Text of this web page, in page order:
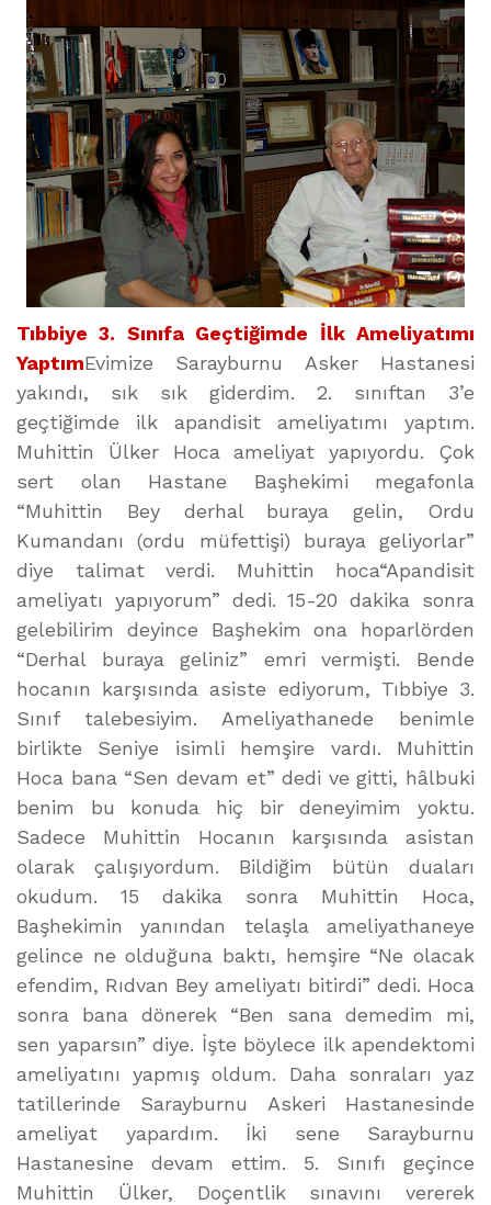
Tıbbiye 3. Sınıfa Geçtiğimde İlk Ameliyatımı
YaptımEvimize Sarayburnu Asker Hastanesi
yakındı, sık sık giderdim. 2. sınıftan 3’e
geçtiğimde ilk apandisit ameliyatımı yaptım.
Muhittin Ülker Hoca ameliyat yapıyordu. Çok
sert olan Hastane Başhekimi megafonla
“Muhittin Bey derhal buraya gelin, Ordu
Kumandanı (ordu müfettişi) buraya geliyorlar”
diye talimat verdi. Muhittin hoca“Apandisit
ameliyatı yapıyorum” dedi. 15-20 dakika sonra
gelebilirim deyince Başhekim ona hoparlörden
“Derhal buraya geliniz” emri vermişti. Bende
hocanın karşısında asiste ediyorum, Tıbbiye 3.
Sınıf talebesiyim. Ameliyathanede benimle
birlikte Seniye isimli hemşire vardı. Muhittin
Hoca bana “Sen devam et” dedi ve gitti, hâlbuki
benim bu konuda hiç bir deneyimim yoktu.
Sadece Muhittin Hocanın karşısında asistan
olarak çalışıyordum. Bildiğim bütün duaları
okudum. 15 dakika sonra Muhittin Hoca,
Başhekimin yanından telaşla ameliyathaneye
gelince ne olduğuna baktı, hemşire “Ne olacak
efendim, Rıdvan Bey ameliyatı bitirdi” dedi. Hoca
sonra bana dönerek “Ben sana demedim mi,
sen yaparsın” diye. İşte böylece ilk apendektomi
ameliyatını yapmış oldum. Daha sonraları yaz
tatillerinde Sarayburnu Askeri Hastanesinde
ameliyat yapardım. İki sene Sarayburnu
Hastanesine devam ettim. 5. Sınıfı geçince
Muhittin Ülker, Doçentlik sınavını vererek